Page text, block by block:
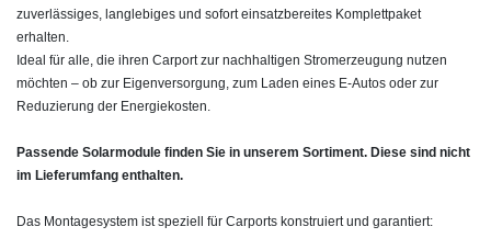
zuverlässiges, langlebiges und sofort einsatzbereites Komplettpaket
erhalten.
Ideal für alle, die ihren Carport zur nachhaltigen Stromerzeugung nutzen
möchten – ob zur Eigenversorgung, zum Laden eines E‑Autos oder zur
Reduzierung der Energiekosten.
Passende Solarmodule finden Sie in unserem Sortiment. Diese sind nicht
im Lieferumfang enthalten.
Das Montagesystem ist speziell für Carports konstruiert und garantiert: